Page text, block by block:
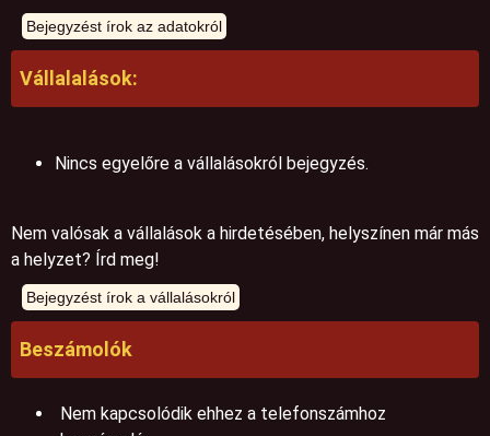
Vállalalások:
Nincs egyelőre a vállalásokról bejegyzés.
Nem valósak a vállalások a hirdetésében, helyszínen már más
a helyzet? Írd meg!
Beszámolók
Nem kapcsolódik ehhez a telefonszámhoz